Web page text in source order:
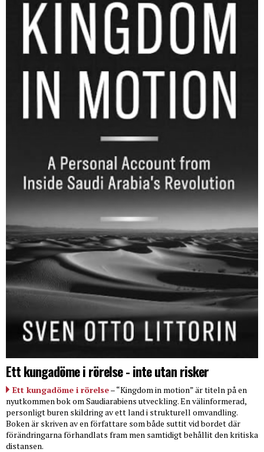
Ett kungadöme i rörelse - inte utan risker
Ett kungadöme i rörelse– “Kingdom in motion” är titeln på en
nyutkommen bok om Saudiarabiens utveckling. En välinformerad,
personligt buren skildring av ett land i strukturell omvandling.
Boken är skriven av en författare som både suttit vid bordet där
förändringarna förhandlats fram men samtidigt behållit den kritiska
distansen.